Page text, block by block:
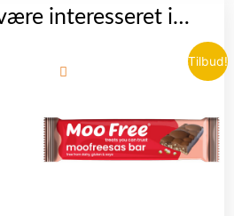
interesseret i…
Tilbud!